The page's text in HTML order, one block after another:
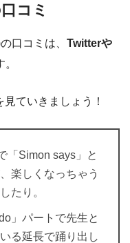
コミ
口コミは、 Twitterや
ていきましょう！
「Simon says」と
楽しくなっちゃう
たり。
」パートで先生と
る延長で踊り出し